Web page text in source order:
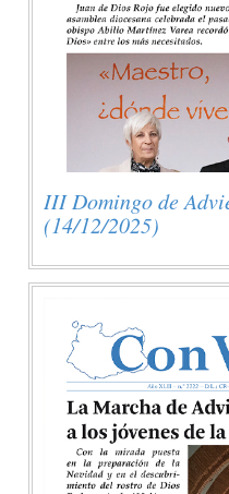
III Domingo de
(14/12/2025)